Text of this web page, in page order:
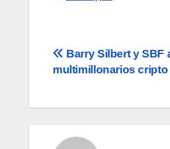
Navegación
entradas
Barry Silbert y SBF
multimillonarios cripto